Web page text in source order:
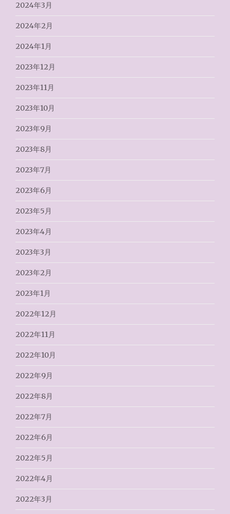
2024年3月
2024年2月
2024年1月
2023年12月
2023年11月
2023年10月
2023年9月
2023年8月
2023年7月
2023年6月
2023年5月
2023年4月
2023年3月
2023年2月
2023年1月
2022年12月
2022年11月
2022年10月
2022年9月
2022年8月
2022年7月
2022年6月
2022年5月
2022年4月
2022年3月